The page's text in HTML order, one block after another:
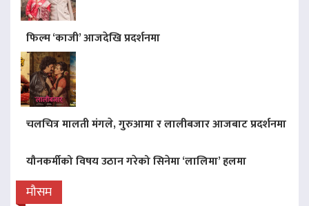
फिल्म ‘काजी’ आजदेखि प्रदर्शनमा
चलचित्र मालती मंगले, गुरुआमा र लालीबजार आजबाट प्रदर्शनमा
यौनकर्मीको विषय उठान गरेको सिनेमा ‘लालिमा’ हलमा
मौसम